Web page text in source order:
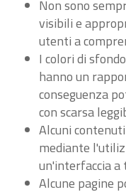
Non sono
visibili e
utenti a
I colori di
hanno un
conseguenza
con scarsa
Alcuni
mediante
un'interfaccia a
Alcune pagine